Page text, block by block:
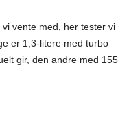
vente med, her tester vi
er 1,3-litere med turbo –
gir, den andre med 155